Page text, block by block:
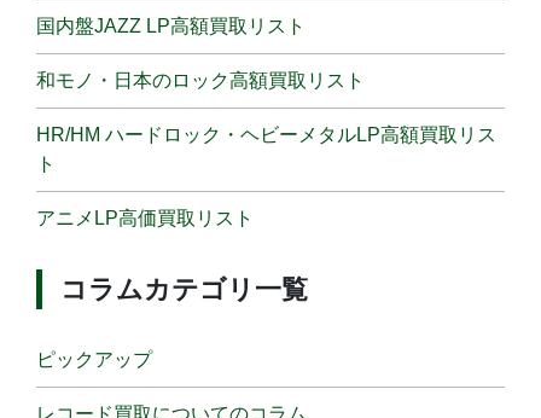
国内盤JAZZ LP高額買取リスト
和モノ・日本のロック高額買取リスト
HR/HM ハードロック・ヘビーメタルLP高額買取リス
ト
アニメLP高価買取リスト
コラムカテゴリ一覧
ピックアップ
レコード買取についてのコラム